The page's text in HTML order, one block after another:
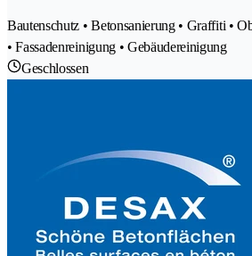
Bautenschutz • Betonsanierung • Graffiti •
• Fassadenreinigung • Gebäudereinigung
Geschlossen